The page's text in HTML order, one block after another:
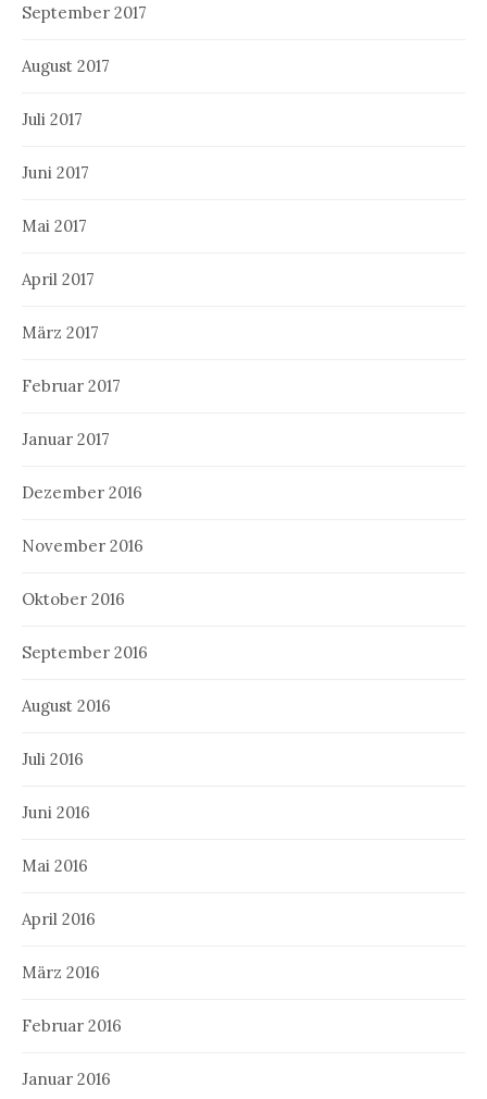
September 2017
August 2017
Juli 2017
Juni 2017
Mai 2017
April 2017
März 2017
Februar 2017
Januar 2017
Dezember 2016
November 2016
Oktober 2016
September 2016
August 2016
Juli 2016
Juni 2016
Mai 2016
April 2016
März 2016
Februar 2016
Januar 2016